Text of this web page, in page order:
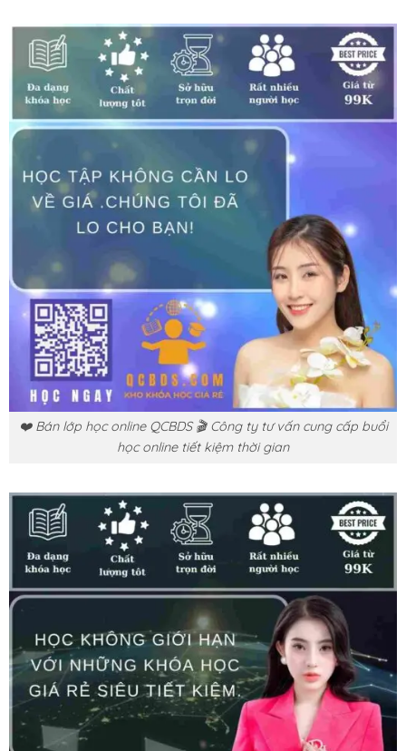
❤️ Bán lớp học online QCBDS 🎬 Công ty tư vấn cung cấp buổi
học online tiết kiệm thời gian